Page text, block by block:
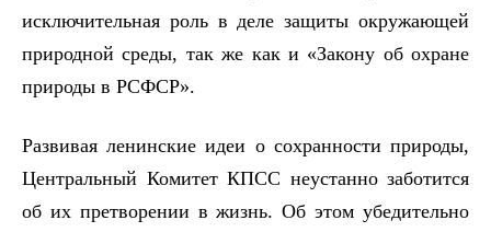
исключительная роль в деле защиты окружающей
природной среды, так же как и «Закону об охране
природы в РСФСР».
Развивая ленинские идеи о сохранности природы,
Центральный Комитет КПСС неустанно заботится
об их претворении в жизнь. Об этом убедительно